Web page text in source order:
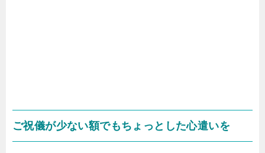
ご祝儀が少ない額でもちょっとした心遣いを